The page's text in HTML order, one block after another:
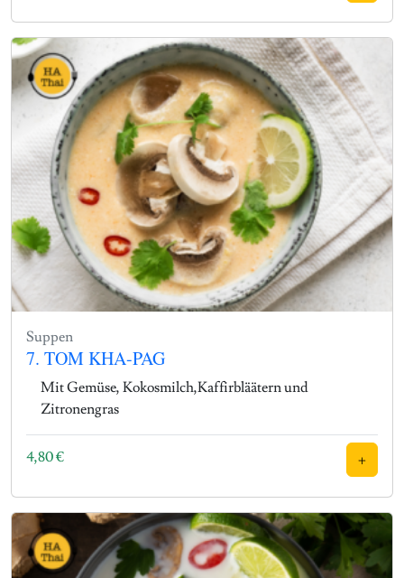
Suppen
7. TOM KHA-PAG
Mit Gemüse, Kokosmilch,Kaffirbläätern und
Zitronengras
4,80€ +